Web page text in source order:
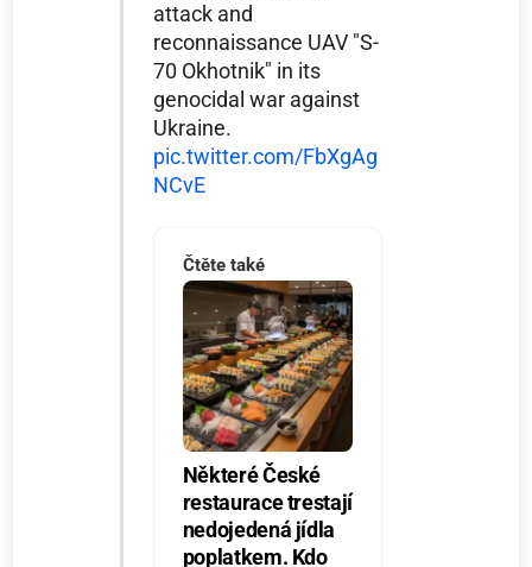
attack and
reconnaissance UAV "S-
70 Okhotnik" in its
genocidal war against
Ukraine.
pic.twitter.com/FbXgAg
NCvE
Čtěte také
Některé České
restaurace trestají
nedojedená jídla
poplatkem. Kdo